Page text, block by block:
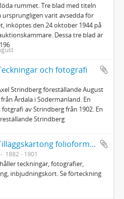
rummet. Tre blad med titeln
ursprungligen varit avsedda för
inköptes den 24 oktober 1944 på
Dessa tre blad är
och fotografi
Strindberg föreställande August
Årdala i Södermanland. En
av Strindberg från 1902. En
Strindberg
August Strindberg: Tilläggskartong folioformat
1882 - 1901
teckningar, fotografier,
inbjudningskort. Se förteckning